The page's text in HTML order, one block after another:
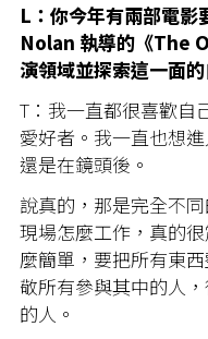
L：你今年有兩部電
Nolan 執導的《The
演領域並探索這一面
T：我一直都很喜歡自
愛好者。我一直也想
還是在鏡頭後。
說真的，那是完全不
現場怎麼工作，真的
麼簡單，要把所有東
敬所有參與其中的人
的人。